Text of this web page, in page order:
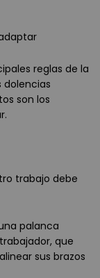
reglas de la
dolencias
son los
trabajo debe
palanca
que
sus brazos